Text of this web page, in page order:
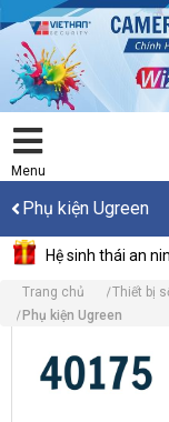
Menu
Phụ kiện Ugreen
Hệ sinh thái an
Trang chủ Thiết bị
Phụ kiện Ugreen